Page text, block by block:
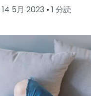
14 5月 2023 • 1 分読